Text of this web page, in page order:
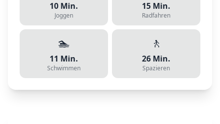
10 Min.
Joggen
15 Min.
Radfahren
🏊
11 Min.
Schwimmen
🚶
26 Min.
Spazieren